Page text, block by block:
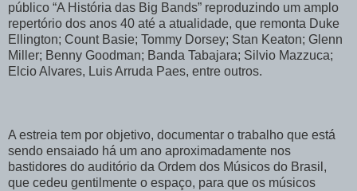
público “A História das Big Bands” reproduzindo um amplo
repertório dos anos 40 até a atualidade, que remonta Duke
Ellington; Count Basie; Tommy Dorsey; Stan Keaton; Glenn
Miller; Benny Goodman; Banda Tabajara; Silvio Mazzuca;
Elcio Alvares, Luis Arruda Paes, entre outros.
A estreia tem por objetivo, documentar o trabalho que está
sendo ensaiado há um ano aproximadamente nos
bastidores do auditório da Ordem dos Músicos do Brasil,
que cedeu gentilmente o espaço, para que os músicos